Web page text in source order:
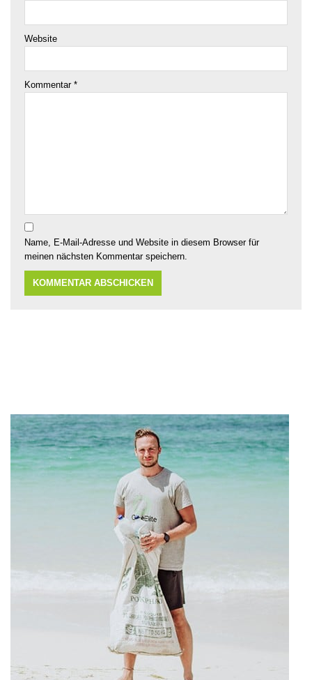
Website
Kommentar *
Name, E-Mail-Adresse und Website in diesem Browser für
meinen nächsten Kommentar speichern.